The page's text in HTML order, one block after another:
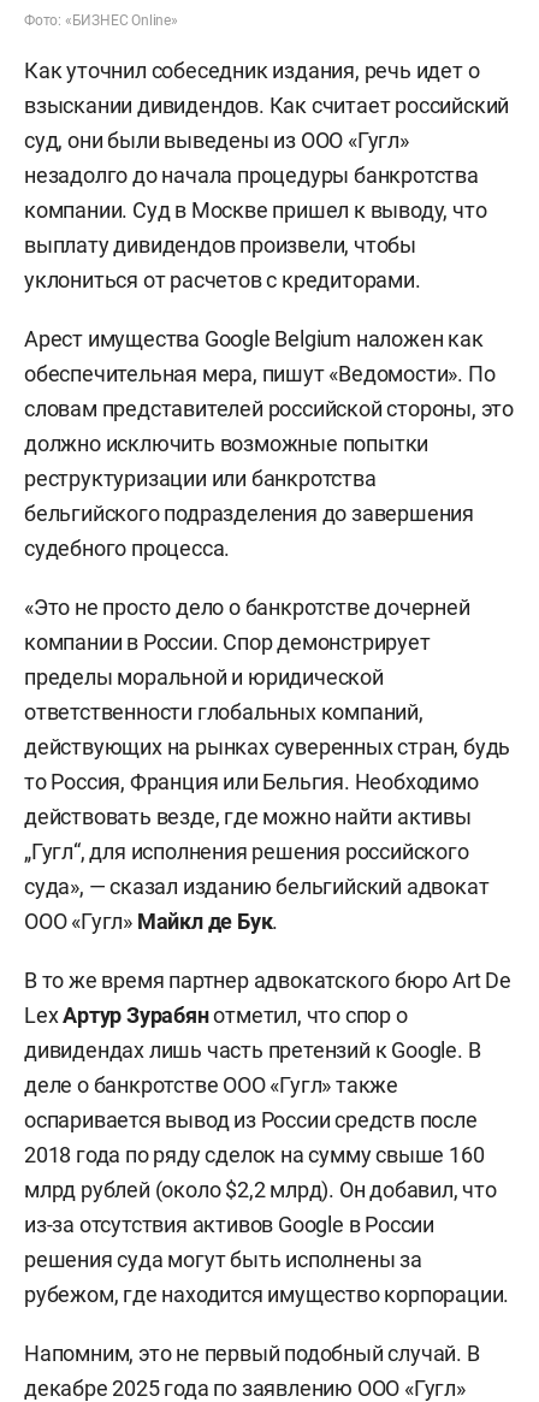
Фото: «БИЗНЕС Online»
Как уточнил собеседник издания, речь идет о
взыскании дивидендов. Как считает российский
суд, они были выведены из ООО «Гугл»
незадолго до начала процедуры банкротства
компании. Суд в Москве пришел к выводу, что
выплату дивидендов произвели, чтобы
уклониться от расчетов с кредиторами.
Арест имущества Google Belgium наложен как
обеспечительная мера, пишут «Ведомости». По
словам представителей российской стороны, это
должно исключить возможные попытки
реструктуризации или банкротства
бельгийского подразделения до завершения
судебного процесса.
«Это не просто дело о банкротстве дочерней
компании в России. Спор демонстрирует
пределы моральной и юридической
ответственности глобальных компаний,
действующих на рынках суверенных стран, будь
то Россия, Франция или Бельгия. Необходимо
действовать везде, где можно найти активы
„Гугл“, для исполнения решения российского
суда», — сказал изданию бельгийский адвокат
ООО «Гугл» Майкл де Бук.
В то же время партнер адвокатского бюро Art De
LexАртур Зурабянотметил, что спор о
дивидендах лишь часть претензий к Google. В
деле о банкротстве ООО «Гугл» также
оспаривается вывод из России средств после
2018 года по ряду сделок на сумму свыше 160
млрд рублей (около $2,2 млрд). Он добавил, что
из-за отсутствия активов Google в России
решения суда могут быть исполнены за
рубежом, где находится имущество корпорации.
Напомним, это не первый подобный случай. В
декабре 2025 года по заявлению ООО «Гугл»